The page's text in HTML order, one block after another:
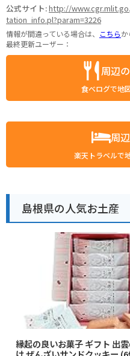
公式サイト:http://
tation_info.pl?param=3226
情報が間違っている場合は、 こちらか
最終更新ユーザー：
周辺
食べログで地
周
楽天トラベルで
島根県の人気お土産
縁起の良いお菓子 ギフト 出